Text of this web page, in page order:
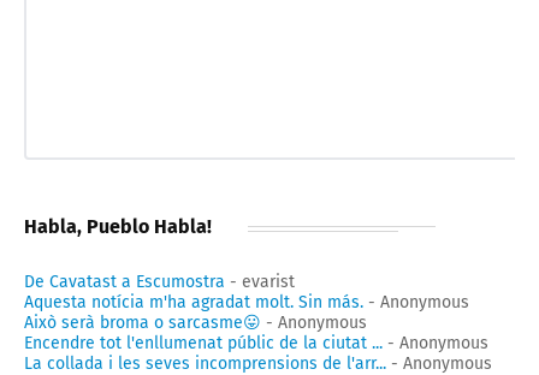
Habla, Pueblo Habla!
De Cavatast a Escumostra - evarist
Aquesta notícia m'ha agradat molt. Sin más. - Anonymous
Això serà broma o sarcasme😛 - Anonymous
Encendre tot l'enllumenat públic de la ciutat ... - Anonymous
La collada i les seves incomprensions de l'arr... - Anonymous